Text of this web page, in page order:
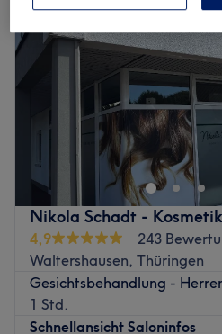
Nikola Schadt -
4,9
243
Waltershausen, Thüringen
Gesichtsbehandlung -
1 Std.
Schnellansicht Saloninfos